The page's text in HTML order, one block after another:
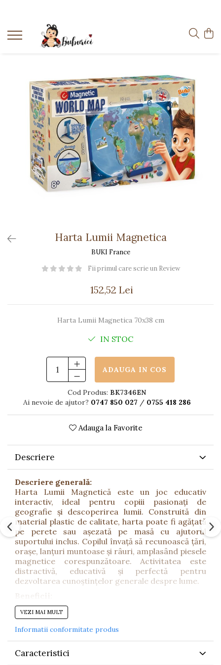
Categorii
Construcții
Accesorii
Exterior
Interior
Bucătărie
Muzicale
Mașinuțe
Harta Lumii Magnetica
BUKI France
Fii primul care scrie un Review
152,52 Lei
Harta Lumii Magnetica 70x38 cm
IN STOC
ADAUGA IN COS
Cod Produs: BK7346EN
Ai nevoie de ajutor? 0747 850 027 / 0755 418 286
Adauga la Favorite
Descriere
Descriere generală:
Harta Lumii Magnetică este un joc educativ
interactiv, ideal pentru copiii pasionați de
geografie și descoperirea lumii. Construită din
material plastic de calitate, harta poate fi agățată
pe perete sau așezată pe masă cu ajutorul
suportului inclus. Copilul învață să recunoască țări,
orașe, lanțuri muntoase și râuri, amplasând piesele
magnetice corespunzătoare. Activitatea este
distractivă, educativă și perfectă pentru
dezvoltarea cunoștințelor generale despre lume.
Beneficii:
Dezvoltă memoria vizuală, atenția și
cunoștințele geografice.
Stimulează curiozitatea și dorința de explorare.
Încurajează învățarea interactivă și jocul
VEZI MAI MULT
Informatii conformitate produs
Caracteristici